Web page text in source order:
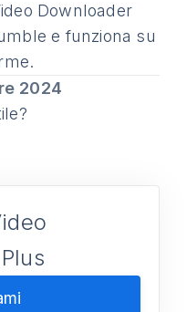
Downloader
e funziona su
2024